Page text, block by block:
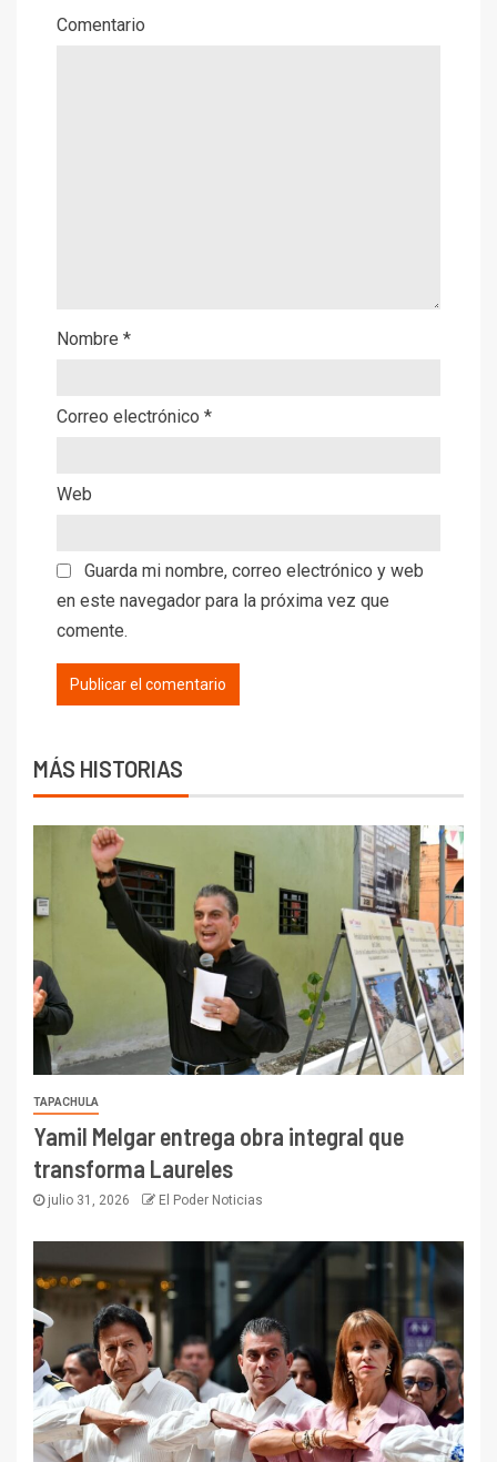
Comentario
Nombre *
Correo electrónico *
Web
Guarda mi nombre, correo electrónico y web
en este navegador para la próxima vez que
comente.
MÁS HISTORIAS
TAPACHULA
Yamil Melgar entrega obra integral que
transforma Laureles
julio 31, 2026 El Poder Noticias